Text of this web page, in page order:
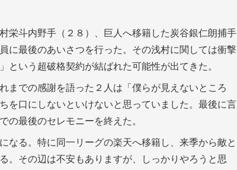
栄斗内野手（２８）、巨人へ移籍した炭谷銀仁朗捕手
に最後のあいさつを行った。その浅村に関しては衝撃
という超破格契約が結ばれた可能性が出てきた。
までの感謝を語った２人は「僕らが見えないところ
を口にしないといけないと思っていました。最後に言
の最後のセレモニーを終えた。
なる。特に同一リーグの楽天へ移籍し、来季から敵と
。その辺は不安もありますが、しっかりやろうと思